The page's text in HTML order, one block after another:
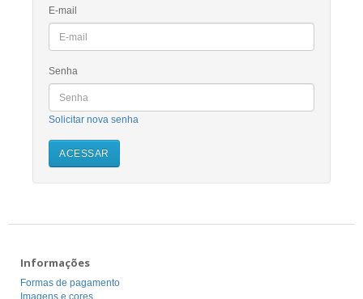
E-mail
Senha
Solicitar nova senha
Informações
Formas de pagamento
Imagens e cores